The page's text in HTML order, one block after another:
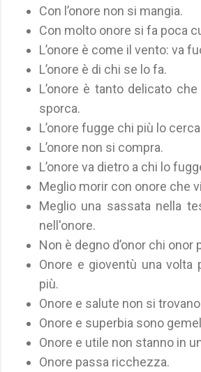
Con l’onore non si mangia.
Con molto onore si fa poca
L’onore è come il vento: va
L’onore è di chi se lo fa.
L’onore è tanto delicato
sporca.
L’onore fugge chi più lo
L’onore non si compra.
L’onore va dietro a chi lo
Meglio morir con onore che
Meglio una sassata nella
nell'onore.
Non è degno d’onor chi onor
Onore e gioventù una volta
più.
Onore e salute non si
Onore e superbia sono
Onore e utile non stanno in
Onore passa ricchezza.